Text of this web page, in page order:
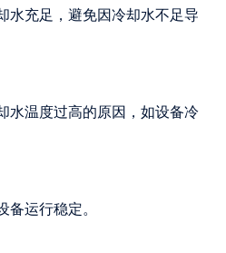
水充足，避免因冷却水不足导
水温度过高的原因，如设备冷
备运行稳定。